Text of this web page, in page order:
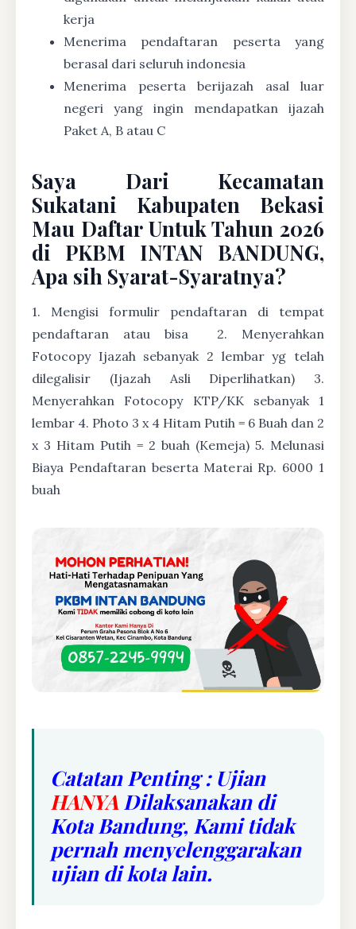
kerja
Menerima pendaftaran peserta yang
berasal dari seluruh indonesia
Menerima peserta berijazah asal luar
negeri yang ingin mendapatkan ijazah
Paket A, B atau C
Saya Dari Kecamatan
Sukatani Kabupaten Bekasi
Mau Daftar Untuk Tahun 2026
di PKBM INTAN BANDUNG,
Apa sih Syarat-Syaratnya?
1. Mengisi formulir pendaftaran di tempat
pendaftaran atau bisa
2. Menyerahkan
Fotocopy Ijazah sebanyak 2 lembar yg telah
dilegalisir (Ijazah Asli Diperlihatkan) 3.
Menyerahkan Fotocopy KTP/KK sebanyak 1
lembar 4. Photo 3 x 4 Hitam Putih = 6 Buah dan 2
x 3 Hitam Putih = 2 buah (Kemeja) 5. Melunasi
Biaya Pendaftaran beserta Materai Rp. 6000 1
buah
Catatan Penting : Ujian
HANYA Dilaksanakan di
Kota Bandung, Kami tidak
pernah menyelenggarakan
ujian di kota lain.